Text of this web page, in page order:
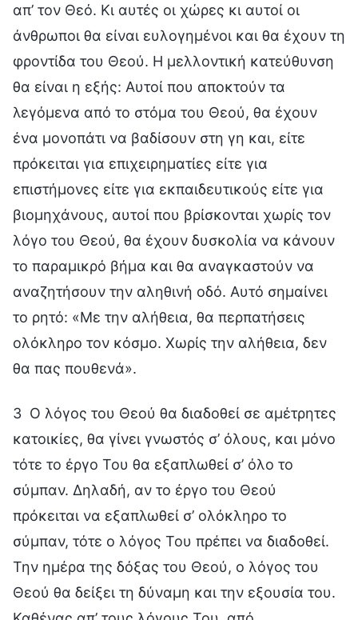
απ’ τον Θεό. Κι αυτές οι χώρες κι αυτοί οι
άνθρωποι θα είναι ευλογημένοι και θα έχουν τη
φροντίδα του Θεού. Η μελλοντική κατεύθυνση
θα είναι η εξής: Αυτοί που αποκτούν τα
λεγόμενα από το στόμα του Θεού, θα έχουν
ένα μονοπάτι να βαδίσουν στη γη και, είτε
πρόκειται για επιχειρηματίες είτε για
επιστήμονες είτε για εκπαιδευτικούς είτε για
βιομηχάνους, αυτοί που βρίσκονται χωρίς τον
λόγο του Θεού, θα έχουν δυσκολία να κάνουν
το παραμικρό βήμα και θα αναγκαστούν να
αναζητήσουν την αληθινή οδό. Αυτό σημαίνει
το ρητό: «Με την αλήθεια, θα περπατήσεις
ολόκληρο τον κόσμο. Χωρίς την αλήθεια, δεν
θα πας πουθενά».
3 Ο λόγος του Θεού θα διαδοθεί σε αμέτρητες
κατοικίες, θα γίνει γνωστός σ’ όλους, και μόνο
τότε το έργο Του θα εξαπλωθεί σ’ όλο το
σύμπαν. Δηλαδή, αν το έργο του Θεού
πρόκειται να εξαπλωθεί σ’ ολόκληρο το
σύμπαν, τότε ο λόγος Του πρέπει να διαδοθεί.
Την ημέρα της δόξας του Θεού, ο λόγος του
Θεού θα δείξει τη δύναμη και την εξουσία του.